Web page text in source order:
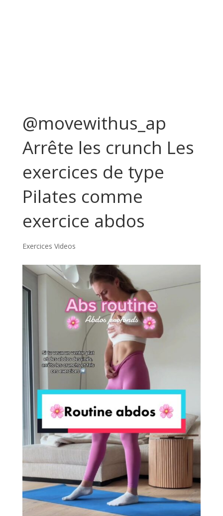
@movewithus_ap
Arrête les crunch Les
exercices de type
Pilates comme
exercice abdos
Exercices Videos